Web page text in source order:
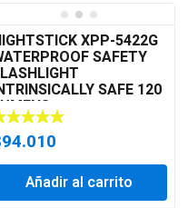
XPP-5422G
SAFETY
SAFE 120
94.010
Añadir al carrito